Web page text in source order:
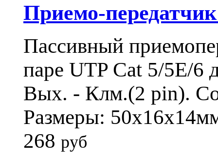
Приемо-
Пассивный
паре UTP Cat 5/5E/
Вых. - Клм.(2 pin).
Размеры:
268 руб